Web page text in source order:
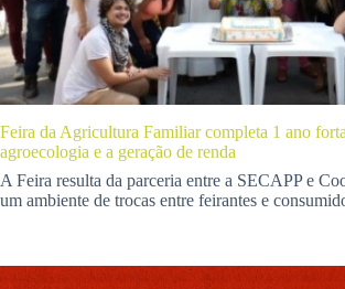
Feira da Agricultura Familiar completa 1 ano
agroecologia e a geração de renda
A Feira resulta da parceria entre a SECAPP e
um ambiente de trocas entre feirantes e